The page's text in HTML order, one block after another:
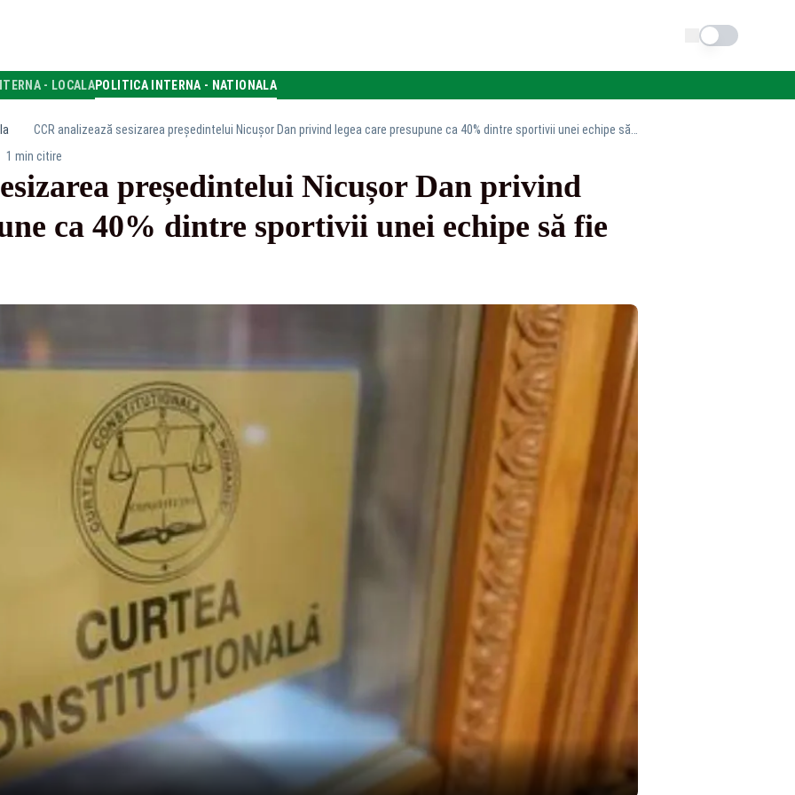
Schimba tema
- LOCALAPOLITICA INTERNA - NATIONALA
1 min citire
președintelui Nicușor Dan privind
ca 40% dintre sportivii unei echipe să fie